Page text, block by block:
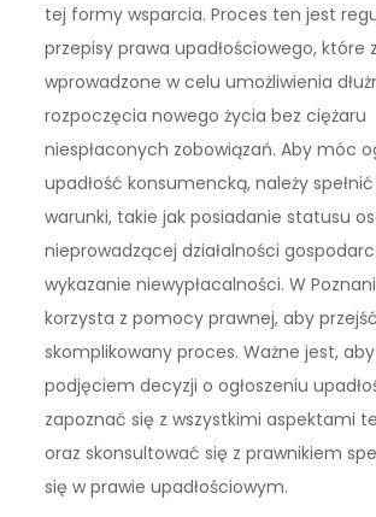
tej formy wsparcia. Proces ten jest
przepisy prawa upadłościowego, które
wprowadzone w celu umożliwienia
rozpoczęcia nowego życia bez ciężaru
niespłaconych zobowiązań. Aby móc
upadłość konsumencką, należy
warunki, takie jak posiadanie statusu
nieprowadzącej działalności
wykazanie niewypłacalności. W
korzysta z pomocy prawnej, aby
skomplikowany proces. Ważne jest,
podjęciem decyzji o ogłoszeniu
zapoznać się z wszystkimi aspektami
oraz skonsultować się z prawnikiem
się w prawie upadłościowym.